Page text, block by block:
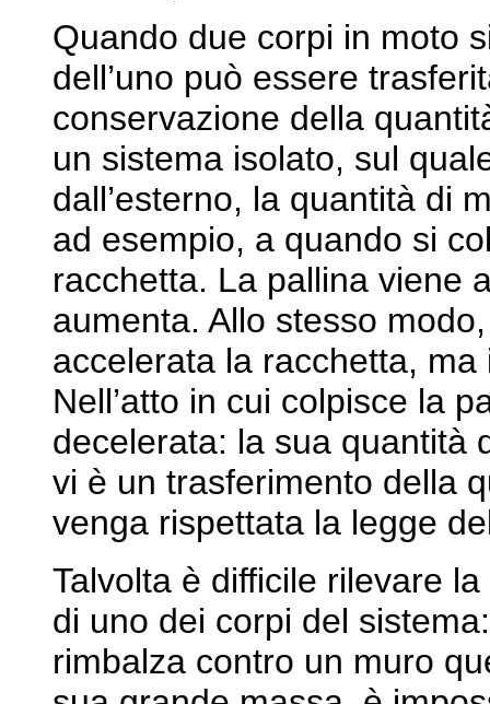
Quando due corpi in moto
dell’uno può essere
conservazione della
un sistema isolato, sul
dall’esterno, la quantità di
ad esempio, a quando si
racchetta. La pallina viene
aumenta. Allo stesso
accelerata la racchetta,
Nell’atto in cui colpisce la
decelerata: la sua quantità
vi è un trasferimento della
venga rispettata la legge
Talvolta è difficile rilevare
di uno dei corpi del
rimbalza contro un muro